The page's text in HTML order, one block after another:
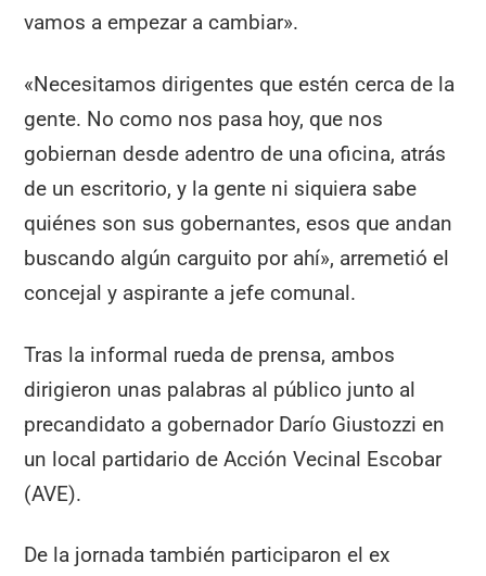
vamos a empezar a cambiar».
«Necesitamos dirigentes que estén cerca de la
gente. No como nos pasa hoy, que nos
gobiernan desde adentro de una oficina, atrás
de un escritorio, y la gente ni siquiera sabe
quiénes son sus gobernantes, esos que andan
buscando algún carguito por ahí», arremetió el
concejal y aspirante a jefe comunal.
Tras la informal rueda de prensa, ambos
dirigieron unas palabras al público junto al
precandidato a gobernador Darío Giustozzi en
un local partidario de Acción Vecinal Escobar
(AVE).
De la jornada también participaron el ex